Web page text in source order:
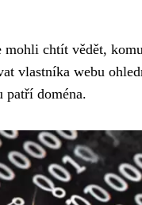
mohli chtít vědět,
vlastníka webu
doména.